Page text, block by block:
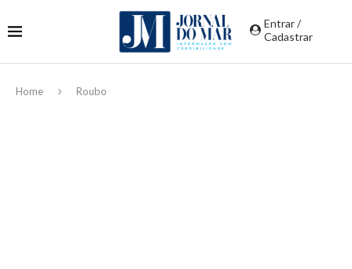
Entrar /
Cadastrar
Home Roubo